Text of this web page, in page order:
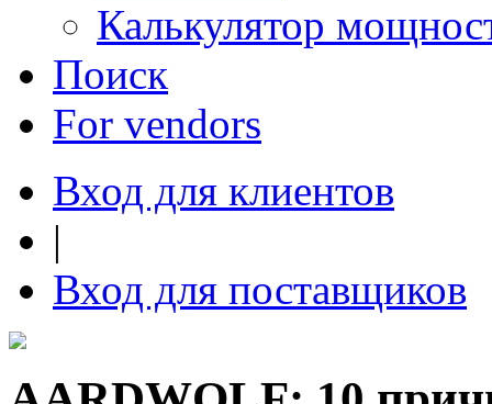
Калькулятор
Поиск
For vendors
Вход для клиентов
|
Вход для поставщиков